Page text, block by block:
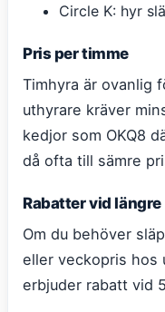
Circle K: hyr
Pris per timme
Timhyra är ovanlig
uthyrare kräver
kedjor som OKQ8
då ofta till sämre
Rabatter vid längre
Om du behöver
eller veckopris hos
erbjuder rabatt vid